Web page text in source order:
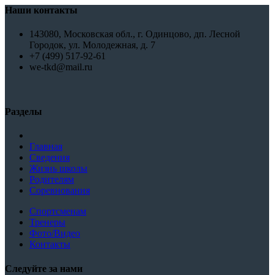
Наши контакты
143080, Московская обл., г. Одинцово, дп. Лесной
Городок, ул. Молодежная, д. 7
+7 (499) 517-92-61
we-tkd@mail.ru
Разделы
Главная
Сведения
Жизнь школы
Родителям
Соревнования
Спортсменам
Тренеры
Фото/Видео
Контакты
Следуйте за нами